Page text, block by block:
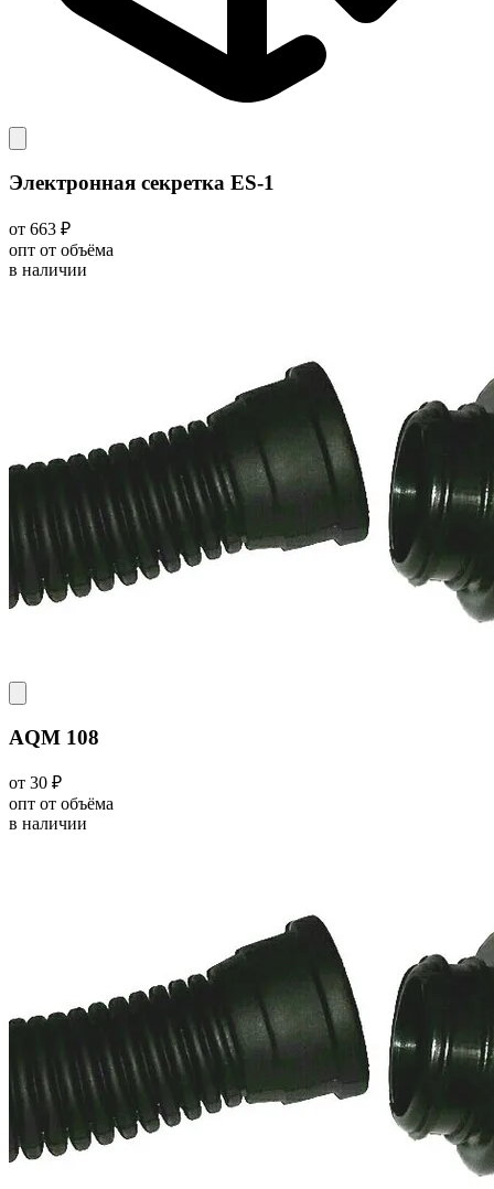
Электронная секретка ES-1
от 663 ₽
опт от объёма
в наличии
AQM 108
от 30 ₽
опт от объёма
в наличии